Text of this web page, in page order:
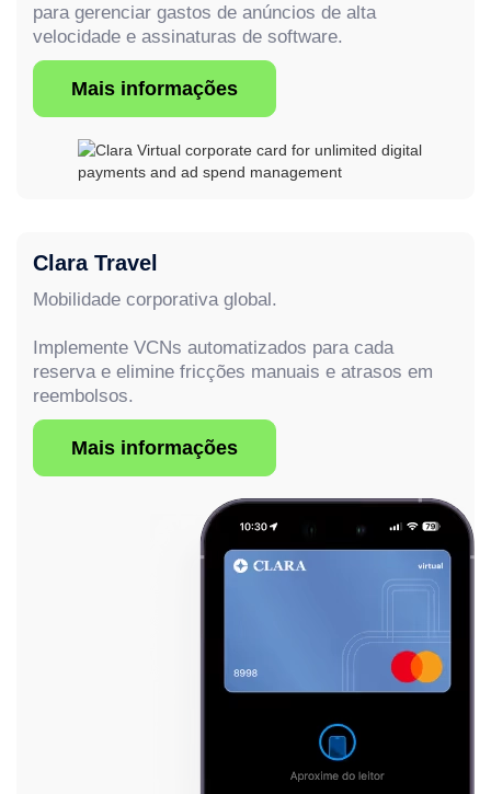
para gerenciar gastos de anúncios de alta
velocidade e assinaturas de software.
Mais informações
Clara Travel
Mobilidade corporativa global.
Implemente VCNs automatizados para cada
reserva e elimine fricções manuais e atrasos em
reembolsos.
Mais informações